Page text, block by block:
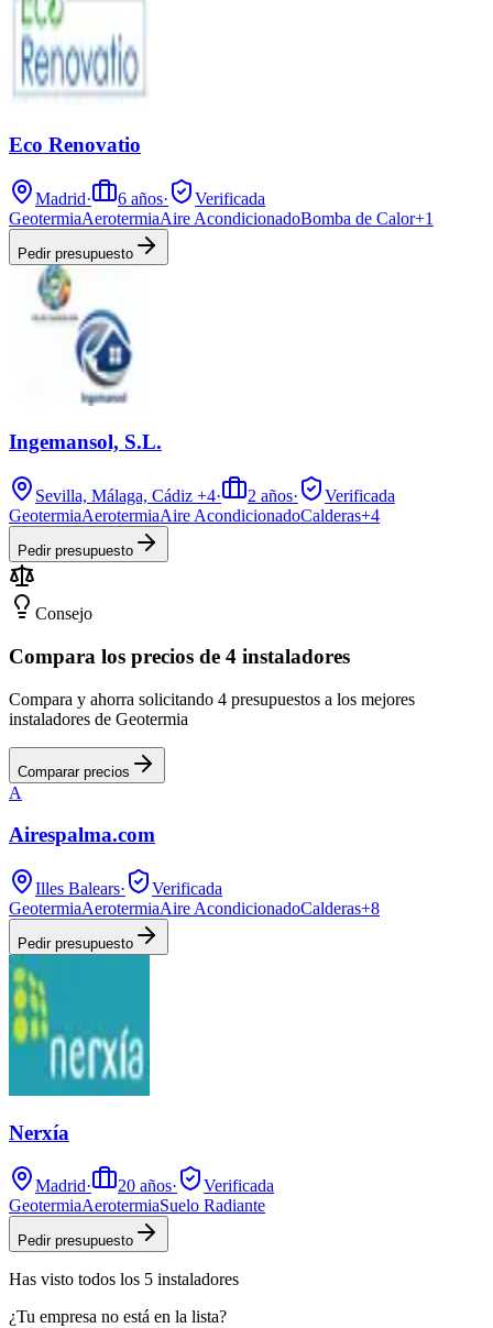
Eco Renovatio
Madrid· 6 años·
Verificada
GeotermiaAerotermiaAire AcondicionadoBomba de Calor+1
Pedir presupuesto
Ingemansol, S.L.
Sevilla, Málaga, Cádiz +4· 2 años·
Verificada
GeotermiaAerotermiaAire AcondicionadoCalderas+4
Pedir presupuesto
Consejo
Compara los precios de 4 instaladores
Compara y ahorra solicitando 4 presupuestos a los mejores
instaladores de Geotermia
Comparar precios
A
Airespalma.com
Illes Balears·
Verificada
GeotermiaAerotermiaAire AcondicionadoCalderas+8
Pedir presupuesto
Nerxía
Madrid· 20 años·
Verificada
GeotermiaAerotermiaSuelo Radiante
Pedir presupuesto
Has visto todos los 5 instaladores
¿Tu empresa no está en la lista?